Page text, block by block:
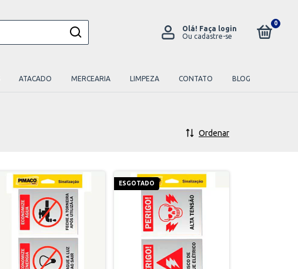
Olá! Faça login
Ou cadastre-se
0
ATACADO MERCEARIA LIMPEZA CONTATO BLOG
Ordenar
ESGOTADO